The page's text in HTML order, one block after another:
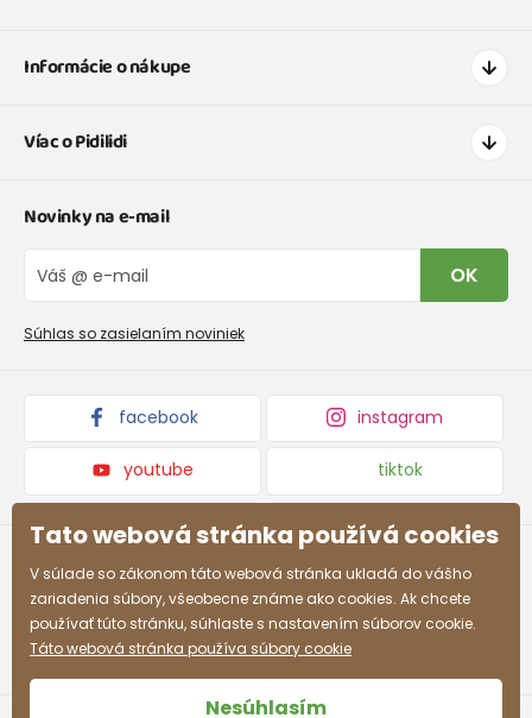
Informácie o nákupe
Doprava a platba
Tabuľka veľkostí obuvi
Vrátenie tovaru a reklamacie
Reklamačný poriadok
Víac o Pidilidi
O nás
Veľkoobchod PiDiLiDi
Kolekcie tovaru
Novinky na e-mail
OK
Súhlas so zasielaním noviniek
facebook instagram
youtube tiktok
Tato webová stránka používá cookies
V súlade so zákonom táto webová stránka ukladá do vášho
zariadenia súbory, všeobecne známe ako cookies. Ak chcete
používať túto stránku, súhlaste s nastavením súborov cookie.
Táto webová stránka používa súbory cookie
Nesúhlasím